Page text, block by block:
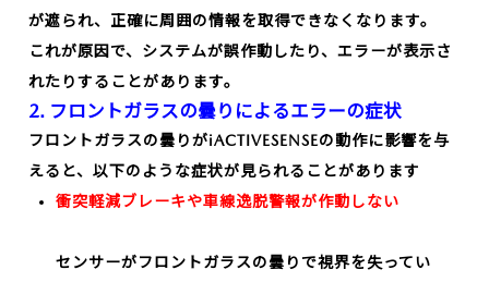
が遮られ、正確に周囲の情報を取得できなくなります。
これが原因で、システムが誤作動したり、エラーが表示さ
れたりすることがあります。
2. フロントガラスの曇りによるエラーの症状
フロントガラスの曇りがiACTIVESENSEの動作に影響を与
えると、以下のような症状が見られることがあります
衝突軽減ブレーキや車線逸脱警報が作動しない
センサーがフロントガラスの曇りで視界を失ってい